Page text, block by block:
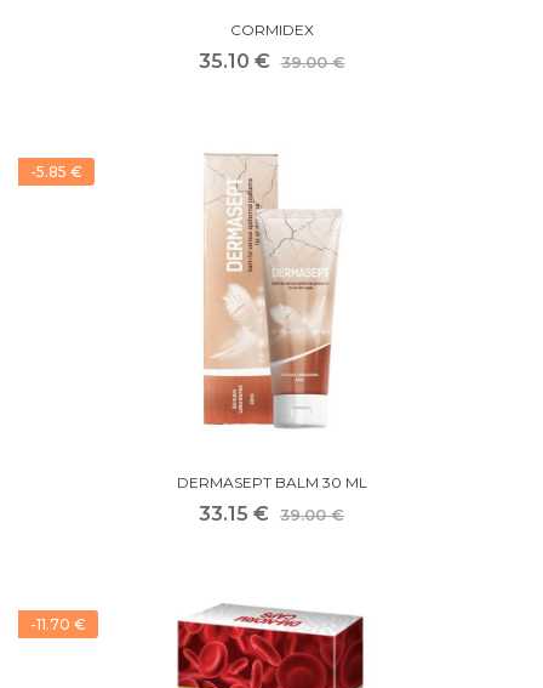
CORMIDEX
35.10 € 39.00 €
-5.85 €
DERMASEPT BALM 30 ML
33.15 € 39.00 €
-11.70 €